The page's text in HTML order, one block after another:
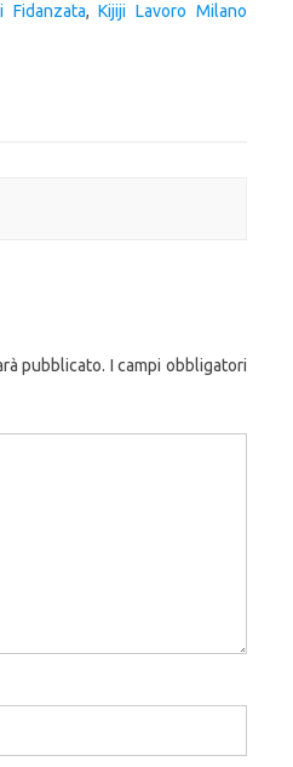
Fidanzata,Kijiji Lavoro Milano
pubblicato. I campi obbligatori